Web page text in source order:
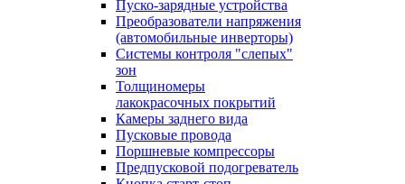
Пуско-зарядные устройства
Преобразователи напряжения
(автомобильные инверторы)
Системы контроля "слепых"
зон
Толщиномеры
лакокрасочных покрытий
Камеры заднего вида
Пусковые провода
Поршневые компрессоры
Предпусковой подогреватель